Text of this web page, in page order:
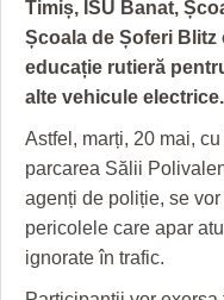
GRĂDINA TAICII
ZIARISTU’ DE
CU OIŞTEA-N
FINANŢĂRI DE LA
PE SURSE
CRONICĂ DE FILM
UNDE MERGEM
FILME
CLIPURI VIDEO
JOCURI ONLINE
ACCIDENTE
ANUNŢURI
INFO SI UTILE
CULTURA
INVATAMANT
JUSTITIE
Timiș, ISU Banat,
Școala de Șoferi
educație rutieră
alte vehicule electrice.
Astfel, marți, 20 mai,
parcarea Sălii
agenți de poliție, se
pericolele care apar
ignorate în trafic.